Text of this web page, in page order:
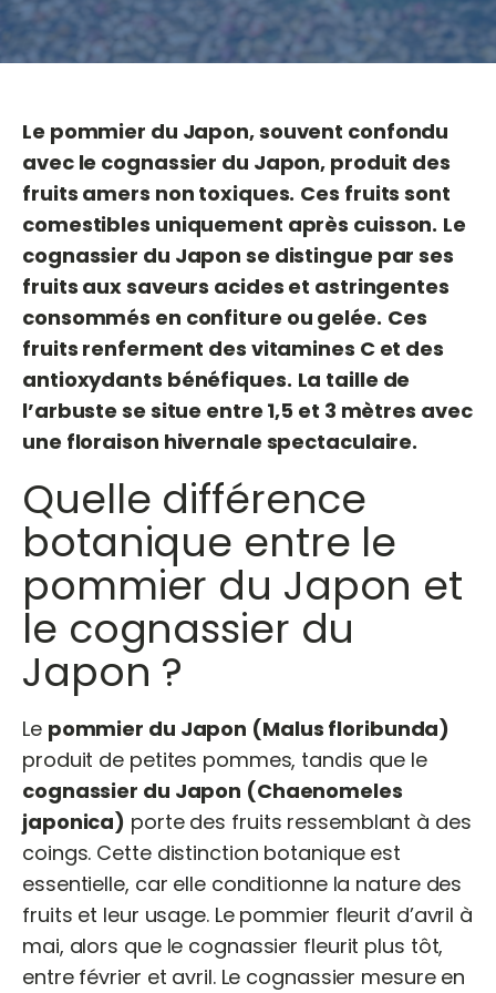
Le pommier du Japon, souvent confondu
avec le cognassier du Japon, produit des
fruits amers non toxiques. Ces fruits sont
comestibles uniquement après cuisson. Le
cognassier du Japon se distingue par ses
fruits aux saveurs acides et astringentes
consommés en confiture ou gelée. Ces
fruits renferment des vitamines C et des
antioxydants bénéfiques. La taille de
l’arbuste se situe entre 1,5 et 3 mètres avec
une floraison hivernale spectaculaire.
Quelle différence
botanique entre le
pommier du Japon et
le cognassier du
Japon ?
Le pommier du Japon (Malus floribunda)
produit de petites pommes, tandis que le
cognassier du Japon (Chaenomeles
japonica) porte des fruits ressemblant à des
coings. Cette distinction botanique est
essentielle, car elle conditionne la nature des
fruits et leur usage. Le pommier fleurit d’avril à
mai, alors que le cognassier fleurit plus tôt,
entre février et avril. Le cognassier mesure en